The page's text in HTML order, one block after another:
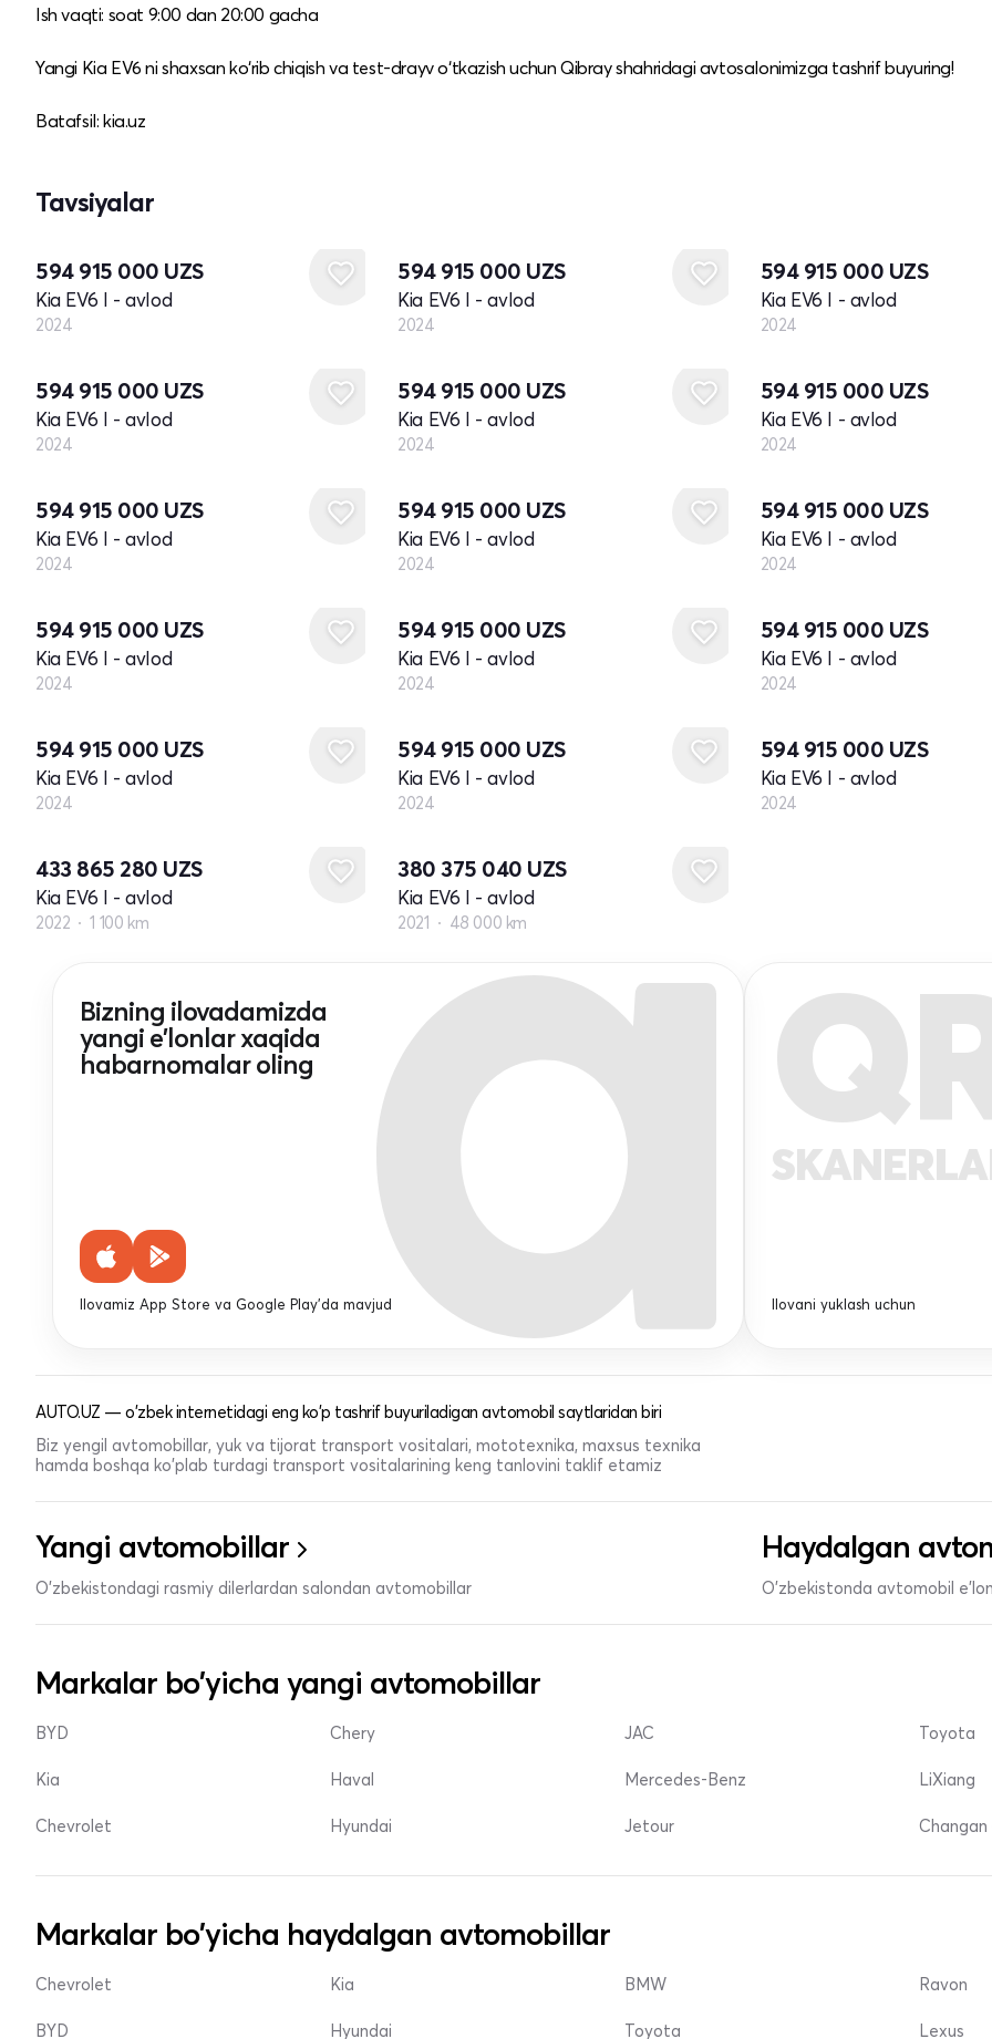
Ish vaqti: soat 9:00 dan 20:00 gacha​
Yangi Kia EV6 ni shaxsan ko‘rib chiqish va test-drayv o‘tkazish uchun Qibray shahridagi avtosalonimizga tashrif buyuring!​
Batafsil: kia.uz
Tavsiyalar
594 915 000 UZS
Kia EV6 I - avlod
2024
594 915 000 UZS
Kia EV6 I - avlod
2024
594 915 000 UZS
Kia EV6 I - avlod
2024
594 915 000 UZS
Kia EV6 I - avlod
2024
594 915 000 UZS
Kia EV6 I - avlod
2024
594 915 000 UZS
Kia EV6 I - avlod
2024
594 915 000 UZS
Kia EV6 I - avlod
2024
594 915 000 UZS
Kia EV6 I - avlod
2024
594 915 000 UZS
Kia EV6 I - avlod
2024
594 915 000 UZS
Kia EV6 I - avlod
2024
594 915 000 UZS
Kia EV6 I - avlod
2024
594 915 000 UZS
Kia EV6 I - avlod
2024
594 915 000 UZS
Kia EV6 I - avlod
2024
594 915 000 UZS
Kia EV6 I - avlod
2024
594 915 000 UZS
Kia EV6 I - avlod
2024
433 865 280 UZS
Kia EV6 I - avlod
2022 1 100 km
380 375 040 UZS
Kia EV6 I - avlod
2021 48 000 km
Bizning ilovadamizda
yangi e'lonlar xaqida
habarnomalar oling
Ilovamiz App Store va Google Play'da mavjud Ilovani yuklash uchun
AUTO.UZ — o'zbek internetidagi eng ko'p tashrif buyuriladigan avtomobil saytlaridan biri
Biz yengil avtomobillar, yuk va tijorat transport vositalari, mototexnika, maxsus texnika
hamda boshqa ko'plab turdagi transport vositalarining keng tanlovini taklif etamiz
Yangi avtomobillar
O'zbekistondagi rasmiy dilerlardan salondan avtomobillar
Haydalgan
O'zbekistonda avtomobil
Markalar bo'yicha yangi avtomobillar
BYD
Kia
Chevrolet
Chery
Haval
Hyundai
JAC
Mercedes-Benz
Jetour
Toyota
LiXiang
Changan
Markalar bo'yicha haydalgan avtomobillar
Chevrolet
BYD
Kia
Hyundai
BMW
Toyota
Ravon
Lexus